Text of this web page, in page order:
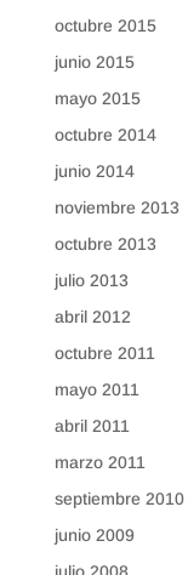
octubre 2015
junio 2015
mayo 2015
octubre 2014
junio 2014
noviembre 2013
octubre 2013
julio 2013
abril 2012
octubre 2011
mayo 2011
abril 2011
marzo 2011
septiembre 2010
junio 2009
julio 2008